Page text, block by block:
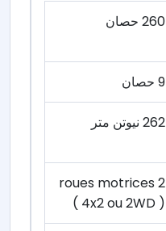
260 حصان
9 حصان
262 نيوتن متر
2 roues motrices
( 4x2 ou 2WD )